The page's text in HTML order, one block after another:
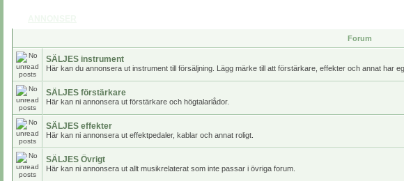
Forum
SÄLJES instrument
Här kan du annonsera ut instrument till försäljning. Lägg märke till att förstärkare, effekter och annat har
SÄLJES förstärkare
Här kan ni annonsera ut förstärkare och högtalarlådor.
SÄLJES effekter
Här kan ni annonsera ut effektpedaler, kablar och annat roligt.
SÄLJES Övrigt
Här kan ni annonsera ut allt musikrelaterat som inte passar i övriga forum.